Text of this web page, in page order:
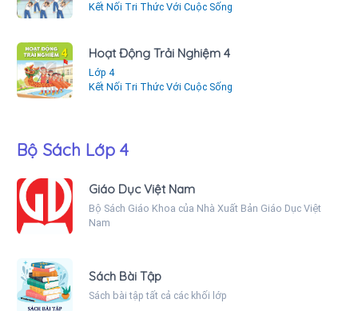
Kết Nối Tri Thức Với Cuộc Sống
Hoạt Động Trải Nghiệm 4
Lớp 4
Kết Nối Tri Thức Với Cuộc Sống
Bộ Sách Lớp 4
Giáo Dục Việt Nam
Bộ Sách Giáo Khoa của Nhà Xuất Bản Giáo Dục Việt
Nam
Sách Bài Tập
Sách bài tập tất cả các khối lớp